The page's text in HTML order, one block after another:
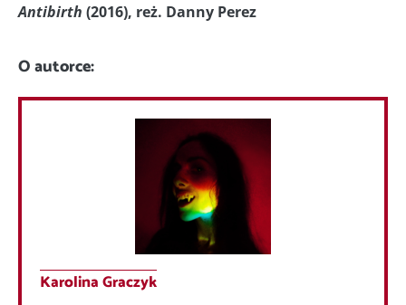
Antibirth (2016), reż. Danny Perez
O autorce:
Karolina Graczyk